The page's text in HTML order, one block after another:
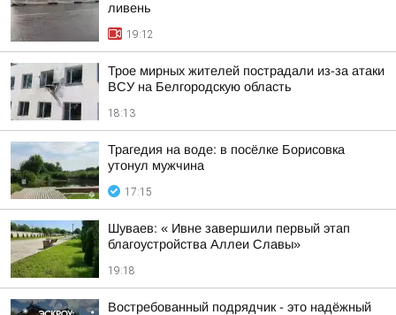
ливень
19:12
Трое мирных жителей пострадали из-за атаки
ВСУ на Белгородскую область
18:13
Трагедия на воде: в посёлке Борисовка
утонул мужчина
17:15
Шуваев: « Ивне завершили первый этап
благоустройства Аллеи Славы»
19:18
Востребованный подрядчик - это надёжный